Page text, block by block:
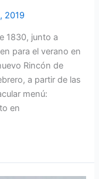
2019
1830, junto a
para el verano en
Rincón de
a partir de las
menú:
en